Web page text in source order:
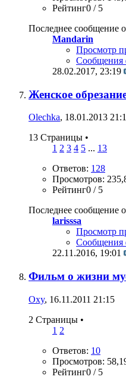
Рейтинг0 / 5
Последнее сообщение
Mandarin
Просмотр
Сообщения
28.02.2017, 23:19
Женское
Olechka, 18.01.2013
13 Страницы •
1 2 3 4 5 ... 13
Ответов: 128
Просмотров:
Рейтинг0 / 5
Последнее сообщение
larisssa
Просмотр
Сообщения
22.11.2016, 19:01
Фильм о жизни
Oxy, 16.11.2011 21:15
2 Страницы •
1 2
Ответов: 10
Просмотров:
Рейтинг0 / 5